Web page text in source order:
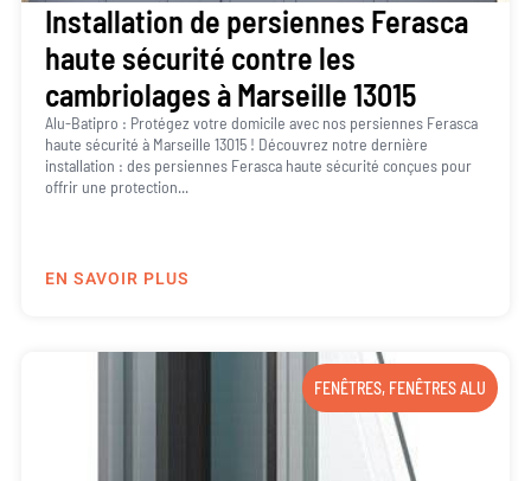
Installation de persiennes Ferasca
haute sécurité contre les
cambriolages à Marseille 13015
Alu-Batipro : Protégez votre domicile avec nos persiennes Ferasca
haute sécurité à Marseille 13015 ! Découvrez notre dernière
installation : des persiennes Ferasca haute sécurité conçues pour
offrir une protection...
EN SAVOIR PLUS
FENÊTRES, FENÊTRES ALU